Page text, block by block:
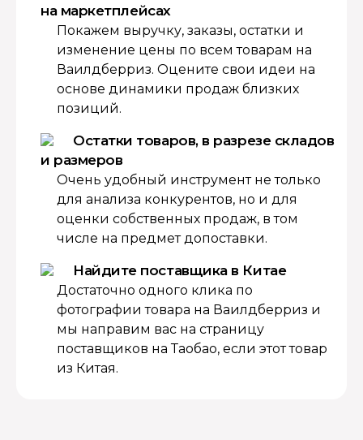
на маркетплейсах
Покажем выручку, заказы, остатки и
изменение цены по всем товарам на
Ваилдберриз. Оцените свои идеи на
основе динамики продаж близких
позиций.
Остатки товаров, в разрезе складов
и размеров
Очень удобный инструмент не только
для анализа конкурентов, но и для
оценки собственных продаж, в том
числе на предмет допоставки.
Найдите поставщика в Китае
Достаточно одного клика по
фотографии товара на Ваилдберриз и
мы направим вас на страницу
поставщиков на Таобао, если этот товар
из Китая.